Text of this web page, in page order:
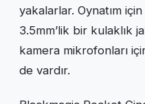
yakalarlar. Oynatım
3.5mm’lik bir kulaklık
kamera mikrofonları
de vardır.